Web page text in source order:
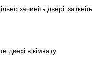
зачиніть двері, заткніть
двері в кімнату